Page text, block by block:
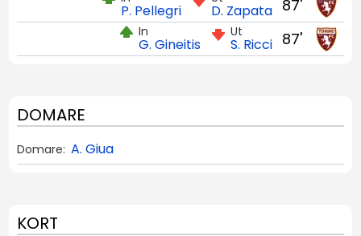
87'
D. Zapata
P. Pellegri
87'
Ut
S. Ricci
In
G. Gineitis
DOMARE
Domare: A. Giua
KORT